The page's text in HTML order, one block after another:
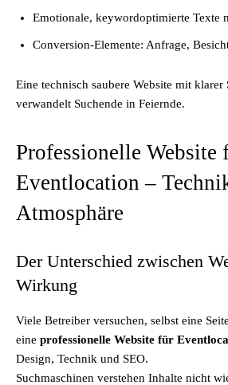
Emotionale, keywordoptimierte Texte
Conversion-Elemente: Anfrage,
Eine technisch saubere Website mit klarer
verwandelt Suchende in Feiernde.
Professionelle Website
Eventlocation –
Atmosphäre
Der Unterschied zwischen
Wirkung
Viele Betreiber versuchen, selbst eine
eine professionelle Website für
Design, Technik und SEO.
Suchmaschinen verstehen Inhalte nicht